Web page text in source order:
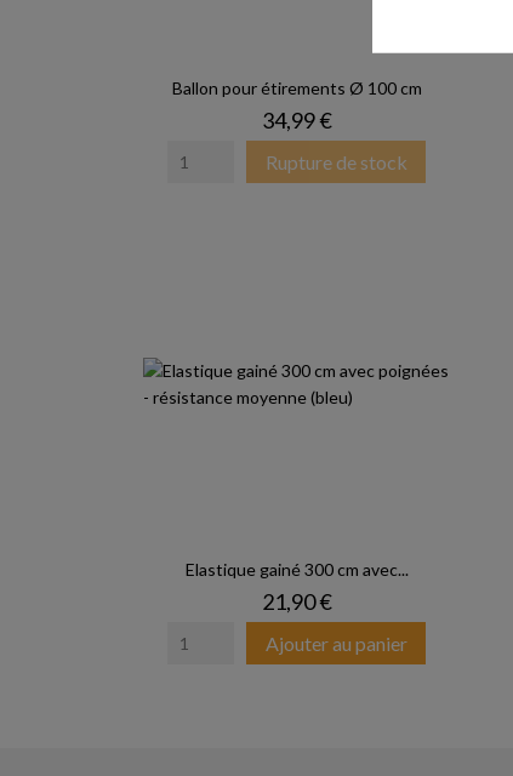
Ballon pour étirements Ø 100 cm
Prix
34,99 €
Rupture de stock
Elastique gainé 300 cm avec...
Prix
21,90 €
Ajouter au panier